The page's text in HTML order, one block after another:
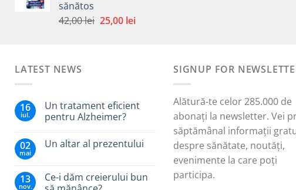
300,00 lei.
sănătos
42,00lei Prețul
25,00 leiPrețul
LATEST NEWS
16
iul.
Un tratament eficient
pentru Alzheimer?
02
mai
Un altar al prezentului
13
nov.
Ce-i dăm creierului bun
SIGNUP FOR
Alătură-te celor 285.000 de
abonați la newsletter. Vei
săptămânal informații
despre sănătate, noutăți,
evenimente la care poți
participa.